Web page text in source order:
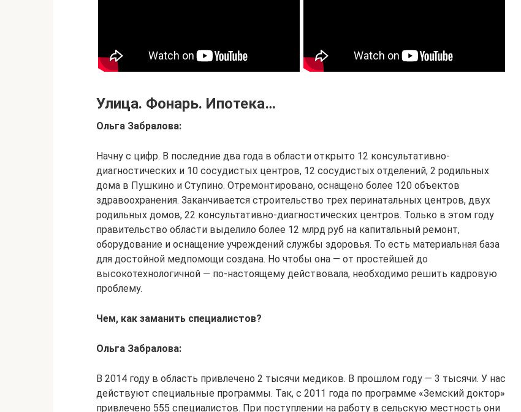
Улица. Фонарь. Ипотека…
Ольга Забралова:
Начну с цифр. В последние два года в области открыто 12 консультативно-
диагностических и 10 сосудистых центров, 12 сосудистых отделений, 2 родильных
дома в Пушкино и Ступино. Отремонтировано, оснащено более 120 объектов
здравоохранения. Заканчивается строительство трех перинатальных центров, двух
родильных домов, 22 консультативно-диагностических центров. Только в этом году
правительство области выделило более 12 млрд руб на капитальный ремонт,
оборудование и оснащение учреждений службы здоровья. То есть материальная база
для достойной медпомощи создана. Но чтобы она — от простейшей до
высокотехнологичной — по-настоящему действовала, необходимо решить кадровую
проблему.
Чем, как заманить специалистов?
Ольга Забралова:
В 2014 году в область привлечено 2 тысячи медиков. В прошлом году — 3 тысячи. У нас
действуют специальные программы. Так, с 2011 года по программе «Земский доктор»
привлечено 555 специалистов. При поступлении на работу в сельскую местность они